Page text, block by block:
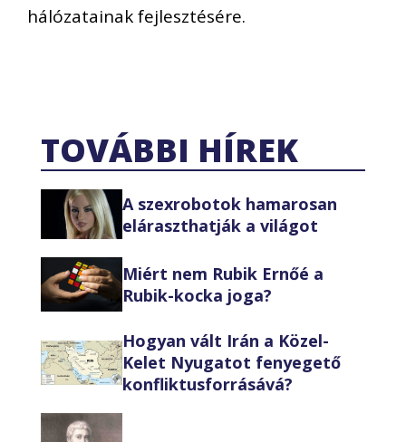
hálózatainak fejlesztésére.
TOVÁBBI HÍREK
A szexrobotok hamarosan
eláraszthatják a világot
Miért nem Rubik Ernőé a
Rubik-kocka joga?
Hogyan vált Irán a Közel-
Kelet Nyugatot fenyegető
konfliktusforrásává?